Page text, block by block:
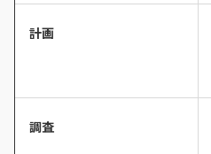
計画
調査